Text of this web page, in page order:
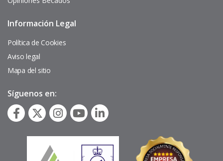
Pie
página
Información Legal
Política de Cookies
Aviso legal
Mapa del sitio
Síguenos en: